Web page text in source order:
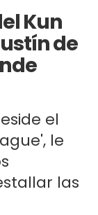
Kun
de
el
le
las